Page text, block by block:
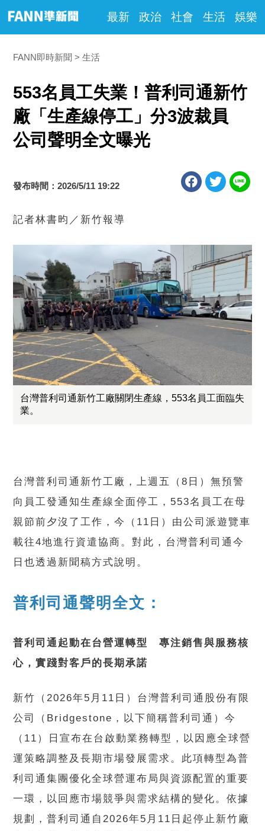
最新 政治 社會 生活 娛樂
FANN即時新聞 生活
553名員工失業！普利司通新竹
廠「生產線停工」分3波裁員
公司聲明全文曝光
發布時間：2026/5/11 19:22
記者林書昀／新竹報導
台灣普利司通新竹工廠關閉生產線，553名員工面臨失
業。
台灣普利司通新竹工廠，上週五（8日）無預警
向員工發通知生產線全面停工，553名員工在母
親節前夕沒了工作，今（11日）由公司派遊覽車
載往4地進行資遣協商。對此，台灣普利司通今
日也透過新聞稿方式說明。
普利司通聲明全文：
普利司通起動在台營運轉型 專注銷售與服務核
心，實踐對客戶的長期承諾
新竹（2026年5月11日）台灣普利司通股份有限
公司（Bridgestone，以下簡稱普利司通）今
（11）日宣布在台啟動業務轉型，以因應全球營
運策略調整及長期市場發展需求。此項轉型為普
利司通集團優化全球營運布局與資源配置的重要
一環，以回應市場競爭與需求結構的變化。依據
規劃，普利司通自2026年5月11日起停止新竹廠